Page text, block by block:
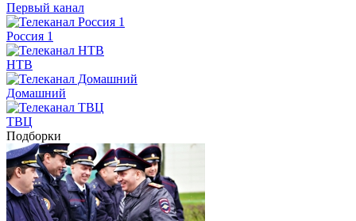
Первый канал
Россия 1
НТВ
Домашний
ТВЦ
Подборки